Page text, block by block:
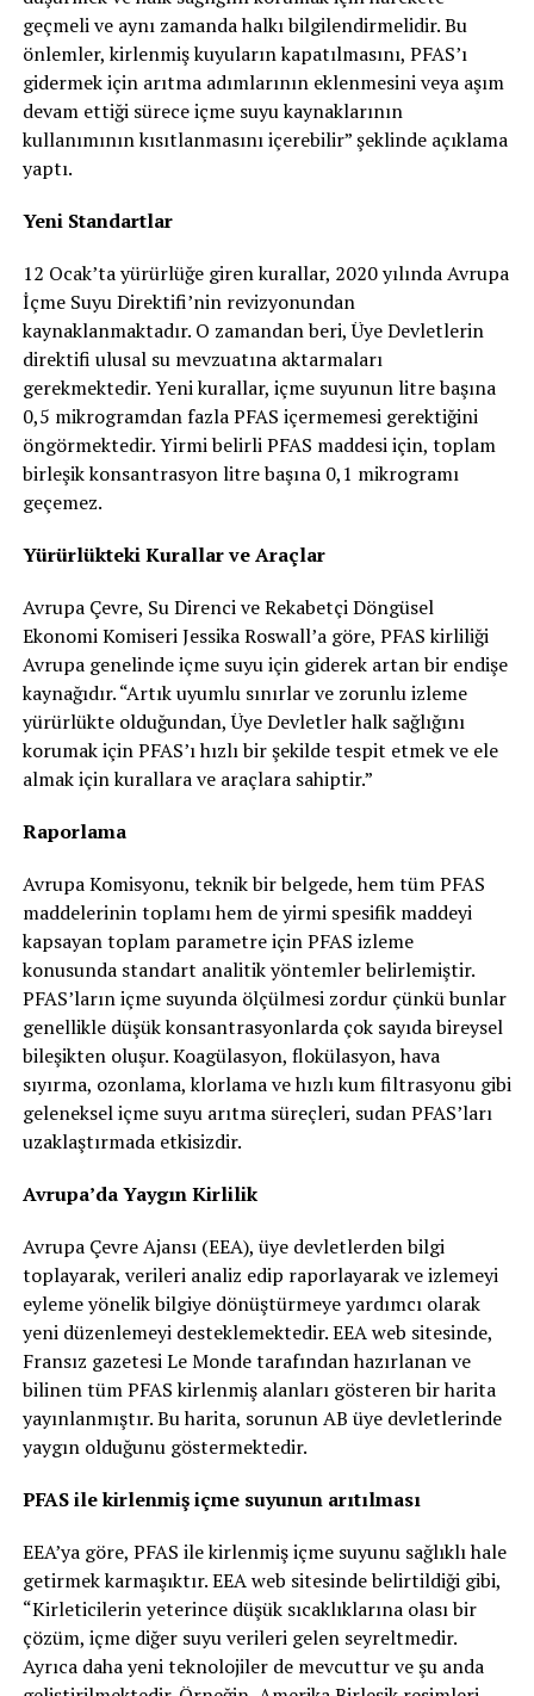
geçmeli ve aynı zamanda halkı bilgilendirmelidir. Bu
önlemler, kirlenmiş kuyuların kapatılmasını, PFAS’ı
gidermek için arıtma adımlarının eklenmesini veya aşım
devam ettiği sürece içme suyu kaynaklarının
kullanımının kısıtlanmasını içerebilir” şeklinde açıklama
yaptı.
Yeni Standartlar
12 Ocak’ta yürürlüğe giren kurallar, 2020 yılında Avrupa
İçme Suyu Direktifi’nin revizyonundan
kaynaklanmaktadır. O zamandan beri, Üye Devletlerin
direktifi ulusal su mevzuatına aktarmaları
gerekmektedir. Yeni kurallar, içme suyunun litre başına
0,5 mikrogramdan fazla PFAS içermemesi gerektiğini
öngörmektedir. Yirmi belirli PFAS maddesi için, toplam
birleşik konsantrasyon litre başına 0,1 mikrogramı
geçemez.
Yürürlükteki Kurallar ve Araçlar
Avrupa Çevre, Su Direnci ve Rekabetçi Döngüsel
Ekonomi Komiseri Jessika Roswall’a göre, PFAS kirliliği
Avrupa genelinde içme suyu için giderek artan bir endişe
kaynağıdır. “Artık uyumlu sınırlar ve zorunlu izleme
yürürlükte olduğundan, Üye Devletler halk sağlığını
korumak için PFAS’ı hızlı bir şekilde tespit etmek ve ele
almak için kurallara ve araçlara sahiptir.”
Raporlama
Avrupa Komisyonu, teknik bir belgede, hem tüm PFAS
maddelerinin toplamı hem de yirmi spesifik maddeyi
kapsayan toplam parametre için PFAS izleme
konusunda standart analitik yöntemler belirlemiştir.
PFAS’ların içme suyunda ölçülmesi zordur çünkü bunlar
genellikle düşük konsantrasyonlarda çok sayıda bireysel
bileşikten oluşur. Koagülasyon, flokülasyon, hava
sıyırma, ozonlama, klorlama ve hızlı kum filtrasyonu gibi
geleneksel içme suyu arıtma süreçleri, sudan PFAS’ları
uzaklaştırmada etkisizdir.
Avrupa’da Yaygın Kirlilik
Avrupa Çevre Ajansı (EEA), üye devletlerden bilgi
toplayarak, verileri analiz edip raporlayarak ve izlemeyi
eyleme yönelik bilgiye dönüştürmeye yardımcı olarak
yeni düzenlemeyi desteklemektedir. EEA web sitesinde,
Fransız gazetesi Le Monde tarafından hazırlanan ve
bilinen tüm PFAS kirlenmiş alanları gösteren bir harita
yayınlanmıştır. Bu harita, sorunun AB üye devletlerinde
yaygın olduğunu göstermektedir.
PFAS ile kirlenmiş içme suyunun arıtılması
EEA’ya göre, PFAS ile kirlenmiş içme suyunu sağlıklı hale
getirmek karmaşıktır. EEA web sitesinde belirtildiği gibi,
“Kirleticilerin yeterince düşük sıcaklıklarına olası bir
çözüm, içme diğer suyu verileri gelen seyreltmedir.
Ayrıca daha yeni teknolojiler de mevcuttur ve şu anda